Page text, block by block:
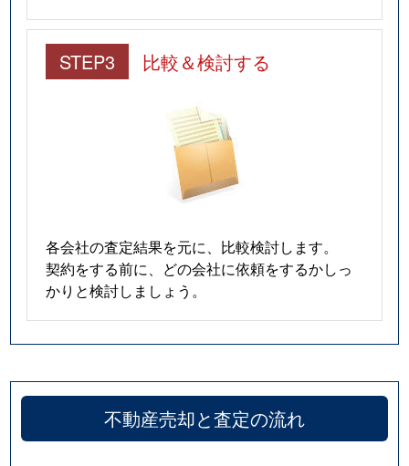
STEP3 比較＆検討する
各会社の査定結果を元に、比較検討します。
契約をする前に、どの会社に依頼をするかしっ
かりと検討しましょう。
不動産売却と査定の流れ